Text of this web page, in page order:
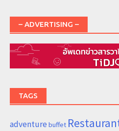
– ADVERTISING –
TAGS
adventure buffet